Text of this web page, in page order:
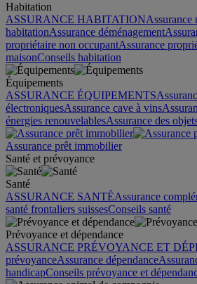
Habitation
ASSURANCE HABITATIONAssurance
habitationAssurance déménagement
propriétaire non occupantAssurance
maisonConseils habitation
Équipements
ASSURANCE ÉQUIPEMENTS
électroniquesAssurance cave à vins
énergies renouvelablesAssurance des
Assurance prêt immobilier
Santé et prévoyance
Santé
ASSURANCE SANTÉAssurance
santé frontaliers suissesConseils santé
Prévoyance et dépendance
ASSURANCE PRÉVOYANCE ET
prévoyanceAssurance dépendance
handicapConseils prévoyance et